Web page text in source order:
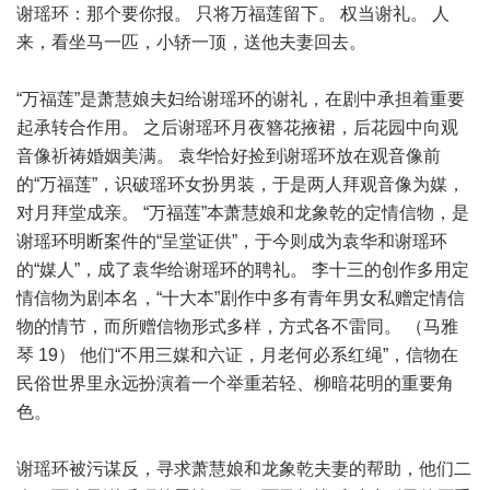
谢瑶环：那个要你报。 只将万福莲留下。 权当谢礼。 人
来，看坐马一匹，小轿一顶，送他夫妻回去。
“万福莲”是萧慧娘夫妇给谢瑶环的谢礼，在剧中承担着重要
起承转合作用。 之后谢瑶环月夜簪花掖裙，后花园中向观
音像祈祷婚姻美满。 袁华恰好捡到谢瑶环放在观音像前
的“万福莲”，识破瑶环女扮男装，于是两人拜观音像为媒，
对月拜堂成亲。 “万福莲”本萧慧娘和龙象乾的定情信物，是
谢瑶环明断案件的“呈堂证供”，于今则成为袁华和谢瑶环
的“媒人”，成了袁华给谢瑶环的聘礼。 李十三的创作多用定
情信物为剧本名，“十大本”剧作中多有青年男女私赠定情信
物的情节，而所赠信物形式多样，方式各不雷同。 （马雅
琴 19） 他们“不用三媒和六证，月老何必系红绳”，信物在
民俗世界里永远扮演着一个举重若轻、柳暗花明的重要角
色。
谢瑶环被污谋反，寻求萧慧娘和龙象乾夫妻的帮助，他们二